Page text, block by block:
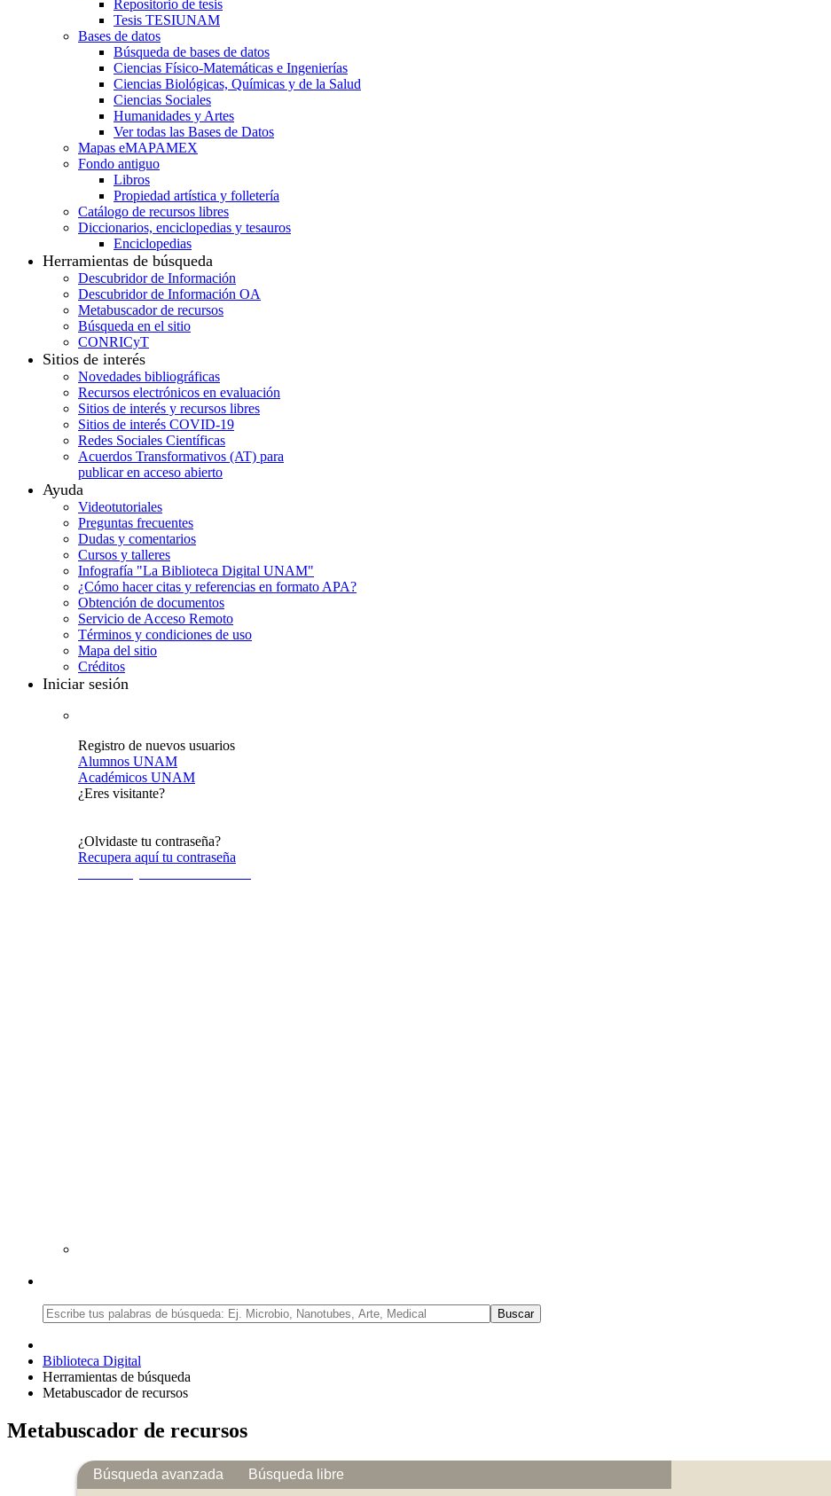
Repositorio de tesis
Tesis TESIUNAM
Bases de datos
Búsqueda de bases de datos
Ciencias Físico-Matemáticas e Ingenierías
Ciencias Biológicas, Químicas y de la Salud
Ciencias Sociales
Humanidades y Artes
Ver todas las Bases de Datos
Mapas eMAPAMEX
Fondo antiguo
Libros
Propiedad artística y folletería
Catálogo de recursos libres
Diccionarios, enciclopedias y tesauros
Enciclopedias
Herramientas de búsqueda
Descubridor de Información
Descubridor de Información OA
Metabuscador de recursos
Búsqueda en el sitio
CONRICyT
Sitios de interés
Novedades bibliográficas
Recursos electrónicos en evaluación
Sitios de interés y recursos libres
Sitios de interés COVID-19
Redes Sociales Científicas
Acuerdos Transformativos (AT) para
publicar en acceso abierto
Ayuda
Videotutoriales
Preguntas frecuentes
Dudas y comentarios
Cursos y talleres
Infografía "La Biblioteca Digital UNAM"
¿Cómo hacer citas y referencias en formato APA?
Obtención de documentos
Servicio de Acceso Remoto
Términos y condiciones de uso
Mapa del sitio
Créditos
Iniciar sesión
Registro de nuevos usuarios
Alumnos UNAM
Académicos UNAM
¿Eres visitante?
¿Olvidaste tu contraseña?
Recupera aquí tu contraseña
Buscar
Biblioteca Digital
Herramientas de búsqueda
Metabuscador de recursos
Metabuscador de recursos